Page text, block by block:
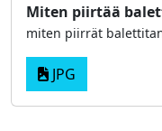
Miten piirtää
miten piirrät
JPG